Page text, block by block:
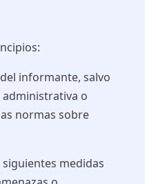
informante, salvo
o
normas sobre
medidas